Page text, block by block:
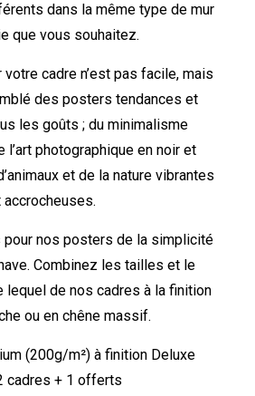
dans la même type de mur
que vous souhaitez.
cadre n’est pas facile, mais
des posters tendances et
les goûts ; du minimalisme
l’art photographique en noir et
et de la nature vibrantes
accrocheuses.
pour nos posters de la simplicité
Combinez les tailles et le
lequel de nos cadres à la finition
ou en chêne massif.
(200g/m²) à finition Deluxe
cadres + 1 offerts